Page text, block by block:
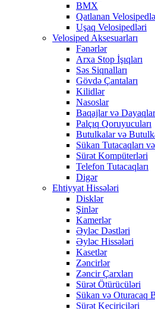
BMX
Qatlanan
Uşaq Velosipedləri
Velosiped Aksesuarları
Fənərlər
Arxa Stop İşıqları
Səs Siqnalları
Gövdə Çantaları
Kilidlər
Nasoslar
Baqajlar və Dayaqlar
Palçıq Qoruyucuları
Butulkalar və
Sükan Tutacaqları və
Sürət Kompüterləri
Telefon Tutacaqları
Digər
Ehtiyyat Hissələri
Disklər
Şinlər
Kamerlər
Əyləc Dəstləri
Əyləc Hissələri
Kasetlər
Zəncirlər
Zəncir Çarxları
Sürət Ötürücüləri
Sükan və Oturacaq
Sürət Keçiriciləri